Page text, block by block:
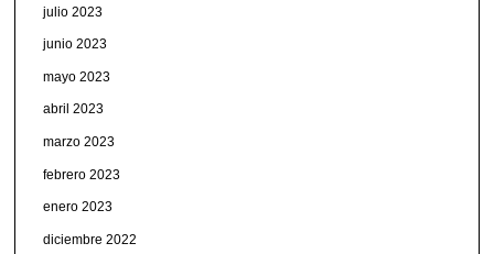
julio 2023
junio 2023
mayo 2023
abril 2023
marzo 2023
febrero 2023
enero 2023
diciembre 2022